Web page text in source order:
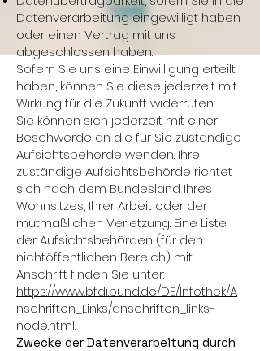
Datenverarbeitung eingewilligt haben
oder einen Vertrag mit uns
abgeschlossen haben.
Sofern Sie uns eine Einwilligung erteilt
haben, können Sie diese jederzeit mit
Wirkung für die Zukunft widerrufen.
Sie können sich jederzeit mit einer
Beschwerde an die für Sie zuständige
Aufsichtsbehörde wenden. Ihre
zuständige Aufsichtsbehörde richtet
sich nach dem Bundesland Ihres
Wohnsitzes, Ihrer Arbeit oder der
mutmaßlichen Verletzung. Eine Liste
der Aufsichtsbehörden (für den
nichtöffentlichen Bereich) mit
Anschrift finden Sie unter:
https://www.bfdi.bund.de/DE/Infothek/A
nschriften_Links/anschriften_links-
node.html.
Zwecke der Datenverarbeitung durch